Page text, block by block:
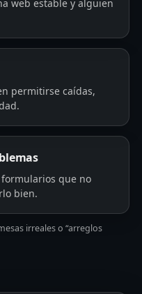
web estable y alguien
permitirse caídas,
que no
bien.
irreales o “arreglos